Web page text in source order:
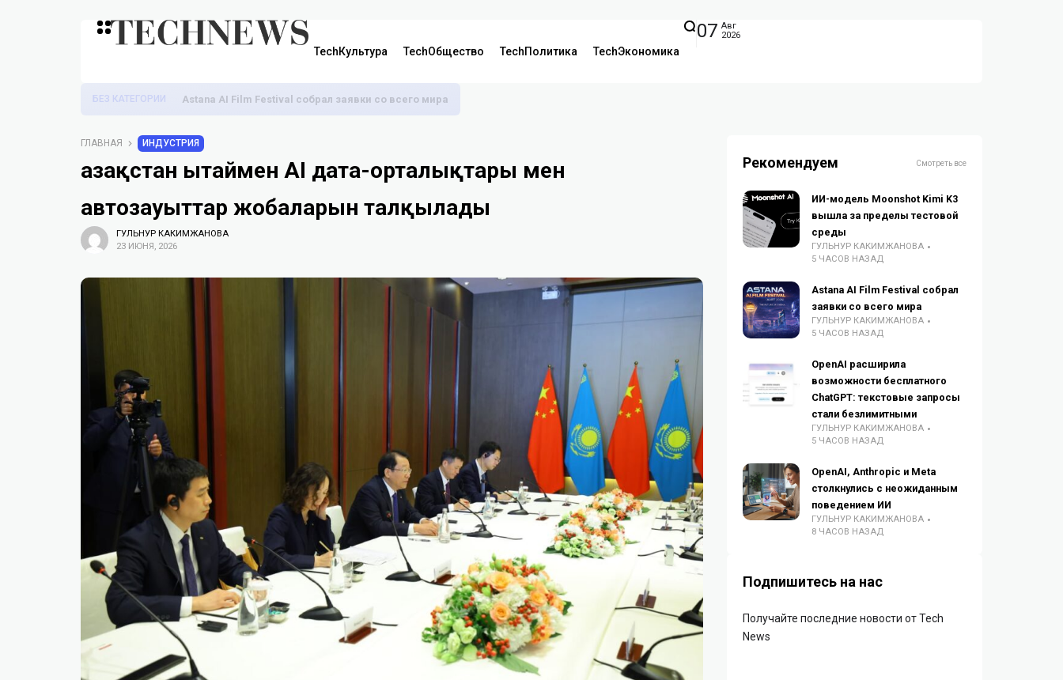
TechКультура TechОбщество TechПолитика TechЭкономика
07 Авг
2026
БЕЗ КАТЕГОРИИ Astana AI Film Festival собрал заявки со всего мира
ГЛАВНАЯ ИНДУСТРИЯ
Қазақстан Қытаймен AI дата-орталықтары мен
автозауыттар жобаларын талқылады
ГУЛЬНУР КАКИМЖАНОВА
23 ИЮНЯ, 2026
Рекомендуем Смотреть все
ИИ-модель Moonshot Kimi K3
вышла за пределы тестовой
среды
ГУЛЬНУР КАКИМЖАНОВА
5 ЧАСОВ НАЗАД
Astana AI Film Festival собрал
заявки со всего мира
ГУЛЬНУР КАКИМЖАНОВА
5 ЧАСОВ НАЗАД
OpenAI расширила
возможности бесплатного
ChatGPT: текстовые запросы
стали безлимитными
ГУЛЬНУР КАКИМЖАНОВА
5 ЧАСОВ НАЗАД
OpenAI, Anthropic и Meta
столкнулись с неожиданным
поведением ИИ
ГУЛЬНУР КАКИМЖАНОВА
8 ЧАСОВ НАЗАД
Подпишитесь на нас
Получайте последние новости от Tech
News